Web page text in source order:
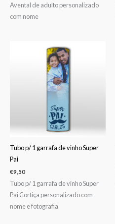
Avental de adulto personalizado
com nome
Tubo p/ 1 garrafa de vinho Super
Pai
€9,50
Tubo p/ 1 garrafa de vinho Super
Pai Cortiça personalizado com
nome e fotografia